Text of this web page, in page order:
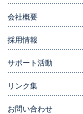
会社概要
採用情報
サポート活動
リンク集
お問い合わせ